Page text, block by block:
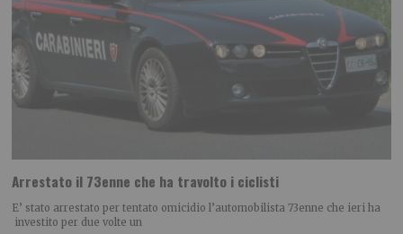
Arrestato il 73enne che ha travolto i ciclisti
E’ stato arrestato per tentato omicidio l’automobilista 73enne che ieri ha
investito per due volte un